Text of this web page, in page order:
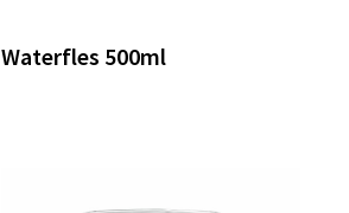
Waterfles 500ml